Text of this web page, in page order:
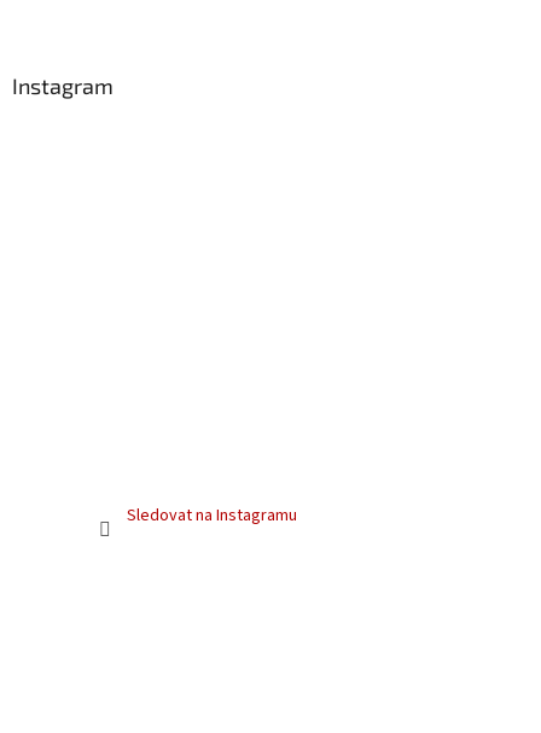
Instagram
Sledovat na Instagramu